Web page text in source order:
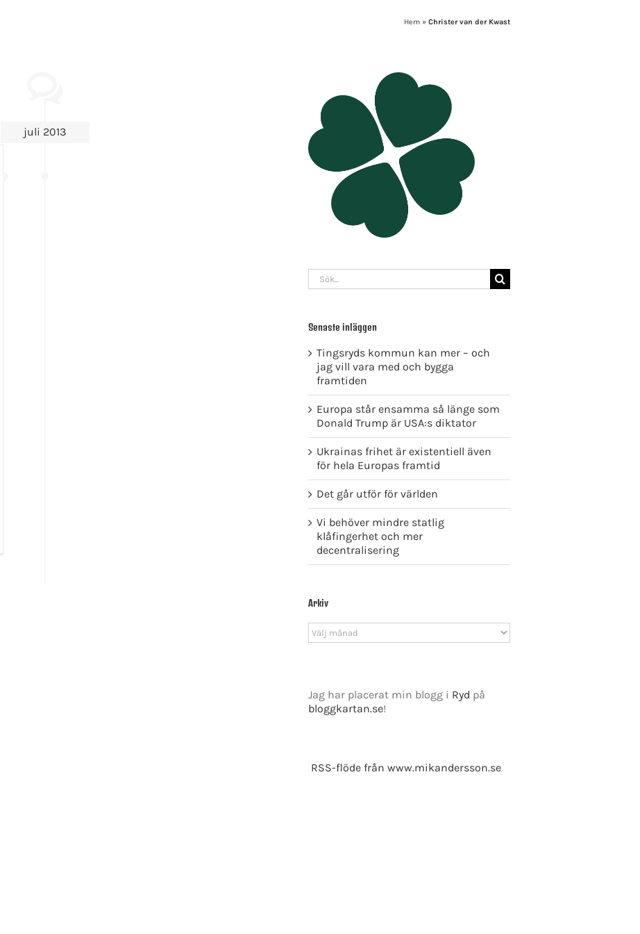
Hem » Christer van der Kwast
juli 2013
Sök
efter:
Senaste inläggen
Tingsryds kommun kan mer – och
jag vill vara med och bygga
framtiden
Europa står ensamma så länge som
Donald Trump är USA:s diktator
Ukrainas frihet är existentiell även
för hela Europas framtid
Det går utför för världen
Vi behöver mindre statlig
klåfingerhet och mer
decentralisering
Arkiv
Arkiv
Jag har placerat min blogg i Ryd på
bloggkartan.se!
RSS-flöde från www.mikandersson.se